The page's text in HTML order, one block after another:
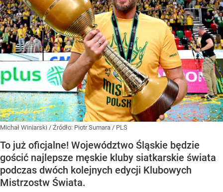
Michał Winiarski / Źródło: Piotr Sumara / PLS
To już oficjalne! Województwo Śląskie będzie
gościć najlepsze męskie kluby siatkarskie świata
podczas dwóch kolejnych edycji Klubowych
Mistrzostw Świata.